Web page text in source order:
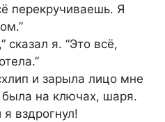
перекручиваешь. Я
сказал я. “Это всё,
и зарыла лицо мне
на ключах, шаря.
вздрогнул!